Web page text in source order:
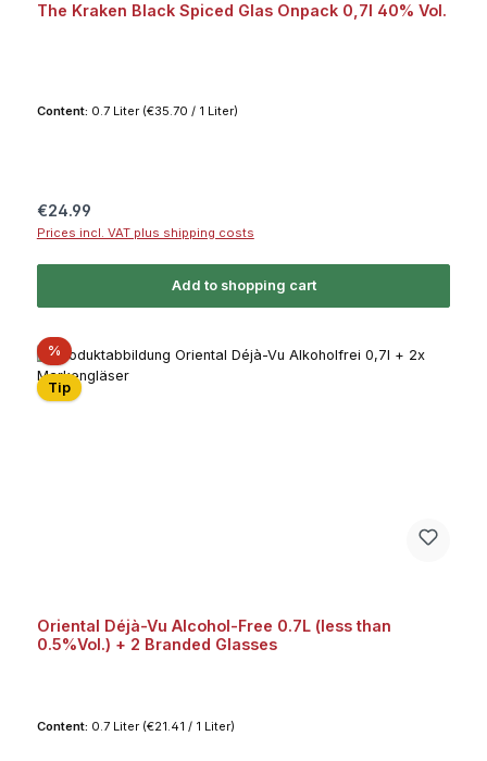
The Kraken Black Spiced Glas Onpack 0,7l 40% Vol.
Content: 0.7 Liter (€35.70 / 1 Liter)
Regular price:
€24.99
Prices incl. VAT plus shipping costs
Add to shopping cart
%Discount
Tip
Oriental Déjà-Vu Alcohol-Free 0.7L (less than
0.5%Vol.) + 2 Branded Glasses
Content: 0.7 Liter (€21.41 / 1 Liter)